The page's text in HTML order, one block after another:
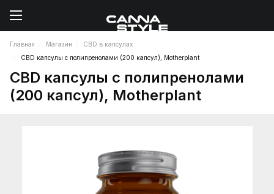
Главная Магазин
CBD в капсулах
CBD капсулы с полипренолами (200 капсул), Motherplant
CBD капсулы с полипренолами
(200 капсул), Motherplant